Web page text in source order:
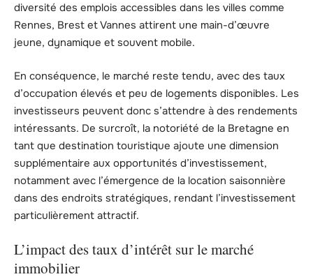
diversité des emplois accessibles dans les villes comme
Rennes, Brest et Vannes attirent une main-d’œuvre
jeune, dynamique et souvent mobile.
En conséquence, le marché reste tendu, avec des taux
d’occupation élevés et peu de logements disponibles. Les
investisseurs peuvent donc s’attendre à des rendements
intéressants. De surcroît, la notoriété de la Bretagne en
tant que destination touristique ajoute une dimension
supplémentaire aux opportunités d’investissement,
notamment avec l’émergence de la location saisonnière
dans des endroits stratégiques, rendant l’investissement
particulièrement attractif.
L’impact des taux d’intérêt sur le marché
immobilier